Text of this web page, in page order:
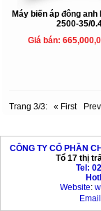
Máy biến áp đông anh
2500-35/
Giá bán:
Trang 3/3: « First Prev
CÔNG TY CỔ PHẦN
Tổ 17 thị
Tel:
Website: